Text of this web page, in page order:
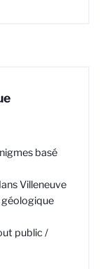
basé
Villeneuve
géologique
public /